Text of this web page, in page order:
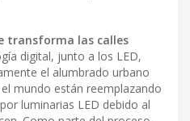
transforma las calles
digital, junto a los LED,
el alumbrado urbano
mundo están reemplazando
luminarias LED debido al